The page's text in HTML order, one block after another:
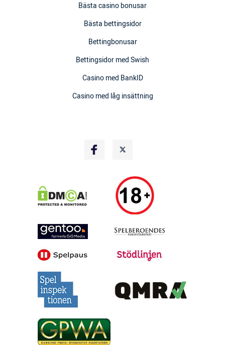
Bästa casino bonusar
Bästa bettingsidor
Bettingbonusar
Bettingsidor med Swish
Casino med BankID
Casino med låg insättning